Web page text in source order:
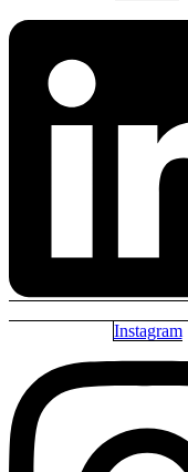
Instagram